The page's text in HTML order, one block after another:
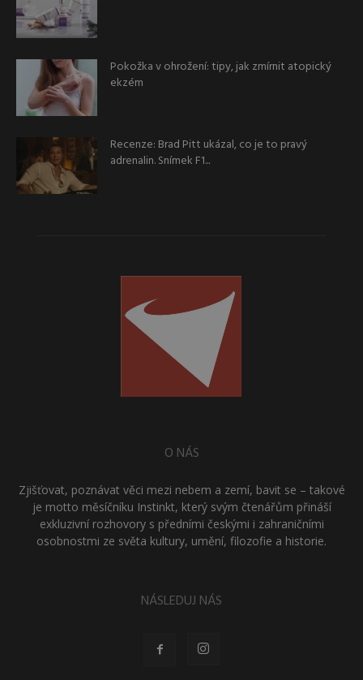
Pokožka v ohrožení: tipy, jak zmírnit atopický
ekzém
Recenze: Brad Pitt ukázal, co je to pravý
adrenalin. Snímek F1...
O NÁS
Zjišťovat, poznávat věci mezi nebem a zemí, bavit se – takové
je motto měsíčníku Instinkt, který svým čtenářům přináší
exkluzivní rozhovory s předními českými i zahraničními
osobnostmi ze světa kultury, umění, filozofie a historie.
NÁSLEDUJ NÁS